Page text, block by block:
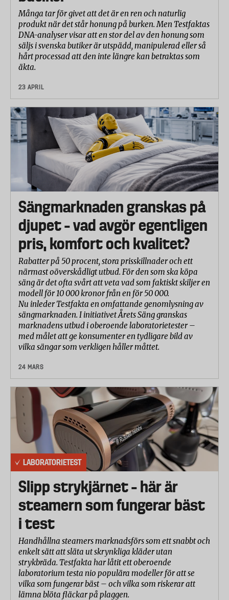
Många tar för givet att det är en ren och naturlig
produkt när det står honung på burken. Men Testfaktas
DNA-analyser visar att en stor del av den honung som
säljs i svenska butiker är utspädd, manipulerad eller så
hårt processad att den inte längre kan betraktas som
äkta.
23 APRIL
Sängmarknaden granskas på
djupet – vad avgör egentligen
pris, komfort och kvalitet?
Rabatter på 50 procent, stora prisskillnader och ett
närmast oöverskådligt utbud. För den som ska köpa
säng är det ofta svårt att veta vad som faktiskt skiljer en
modell för 10 000 kronor från en för 50 000.
Nu inleder Testfakta en omfattande genomlysning av
sängmarknaden. I initiativet Årets Säng granskas
marknadens utbud i oberoende laboratorietester –
med målet att ge konsumenter en tydligare bild av
vilka sängar som verkligen håller måttet.
24 MARS
LABORATORIETEST
Slipp strykjärnet – här är
steamern som fungerar bäst
i test
Handhållna steamers marknadsförs som ett snabbt och
enkelt sätt att släta ut skrynkliga kläder utan
strykbräda. Testfakta har låtit ett oberoende
laboratorium testa nio populära modeller för att se
vilka som fungerar bäst – och vilka som riskerar att
lämna blöta fläckar på plaggen.